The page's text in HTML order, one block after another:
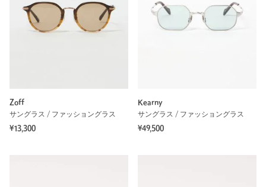
Zoff
サングラス / ファッショングラス
¥13,300
Kearny
サングラス / ファッショングラス
¥49,500